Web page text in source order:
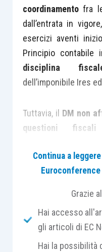
coordinamentofra
dall’entrata in
esercizi aventi
Principio contabile
disciplina
dell’imponibile Ires
Tuttavia, il DM non
questioni
particolare
delleoperazioni
Deve quindi
alle regole
articolo 5 D.M.
Continua a
Grazie
Hai accesso
gli articoli di EC
Hai la possibilità